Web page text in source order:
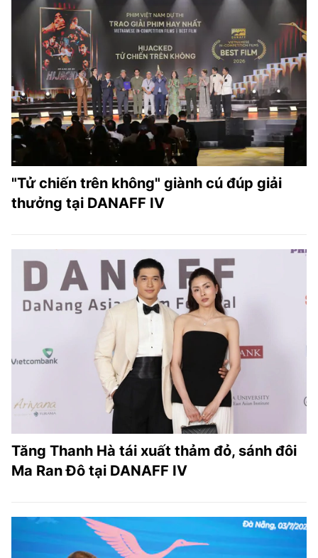
"Tử chiến trên không" giành cú đúp giải
thưởng tại DANAFF IV
Tăng Thanh Hà tái xuất thảm đỏ, sánh đôi
Ma Ran Đô tại DANAFF IV